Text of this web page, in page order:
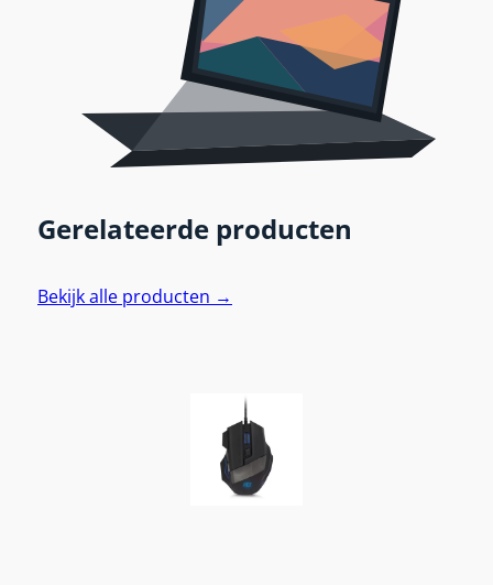
Gerelateerde producten
Bekijk alle producten →